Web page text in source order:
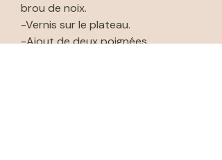
brou de noix.
-Vernis sur le plateau.
-Ajout de deux poignées.